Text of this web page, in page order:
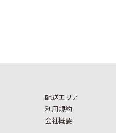
配送エリア
利用規約
会社概要